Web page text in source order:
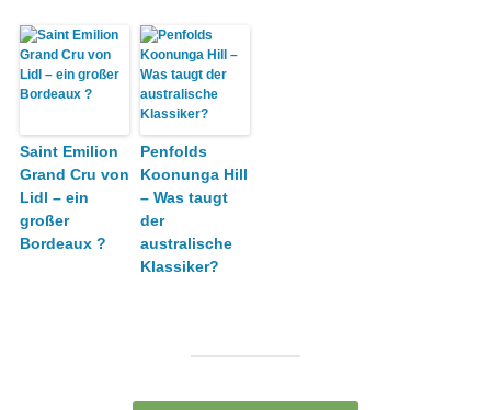
Saint Emilion
Grand Cru von
Lidl – ein
großer
Bordeaux ?
Penfolds
Koonunga Hill
– Was taugt
der
australische
Klassiker?